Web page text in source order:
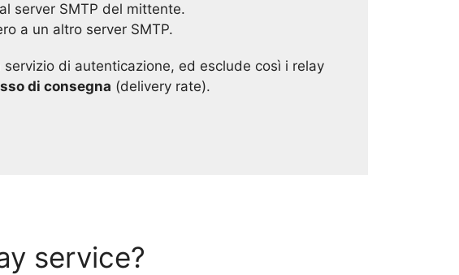
server SMTP del mittente.
a un altro server SMTP.
servizio di autenticazione, ed esclude così i relay
di consegna (delivery rate).
service?